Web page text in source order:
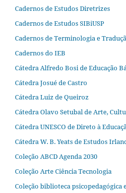
Cadernos de Estudos Diretrizes
Cadernos de Estudos SIBiUSP
Cadernos de Terminologia e
Cadernos do IEB
Cátedra Alfredo Bosi de Educação
Cátedra Josué de Castro
Cátedra Luiz de Queiroz
Cátedra Olavo Setubal de Arte,
Cátedra UNESCO de Direto à
Cátedra W. B. Yeats de Estudos
Coleção ABCD Agenda 2030
Coleção Arte Ciência Tecnologia
Coleção biblioteca psicopedagógica